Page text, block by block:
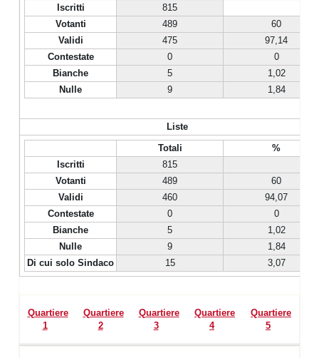
Iscritti
815
Votanti
489
60
Validi
475
97,14
Contestate
0
0
Bianche
5
1,02
Nulle
9 1,84
Liste
Totali
%
Iscritti
815
Votanti
489
60
Validi
460
94,07
Contestate
0
0
Bianche
5
1,02
Nulle
9
1,84
Di cui solo Sindaco
15 3,07
Quartiere
1
Quartiere
2
Quartiere
3
Quartiere
4
Quartiere
5